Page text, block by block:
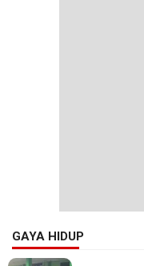
GAYA HIDUP